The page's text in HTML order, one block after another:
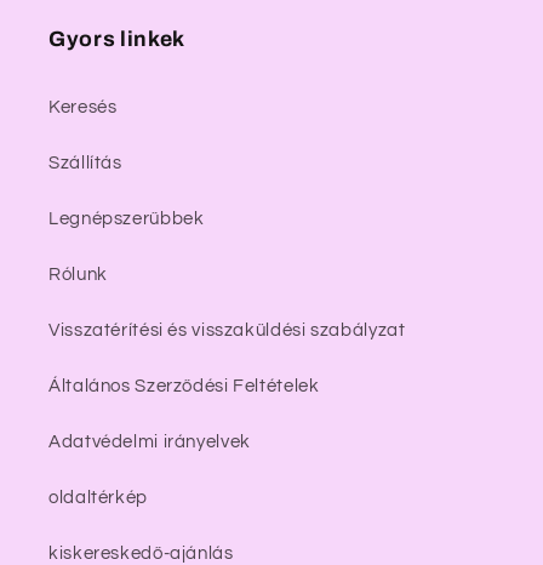
Gyors linkek
Keresés
Szállítás
Legnépszerűbbek
Rólunk
Visszatérítési és visszaküldési szabályzat
Általános Szerződési Feltételek
Adatvédelmi irányelvek
oldaltérkép
kiskereskedő-ajánlás